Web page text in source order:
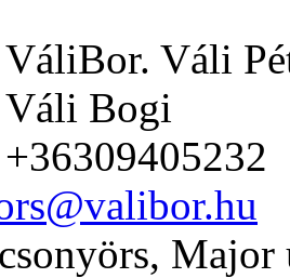
VáliBor. Váli
Váli Bogi
+36309405232
Major